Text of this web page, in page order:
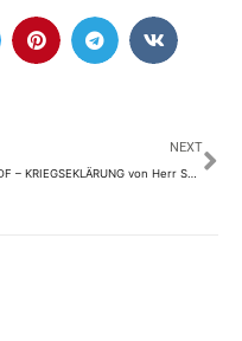
NEXT
💥ZDF – KRIEGSEKLÄRUNG von Herr Spahn an die gesamte 🇩🇪 deutsche Bevölkerung💥